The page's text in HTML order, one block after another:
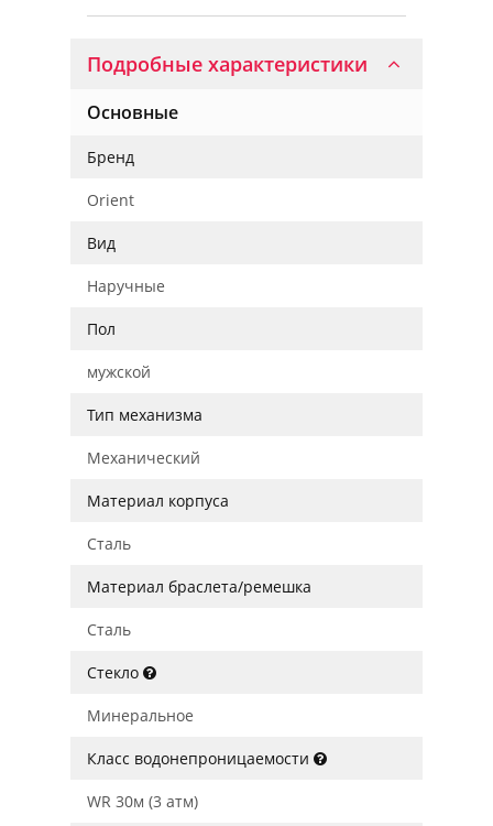
Подробные характеристики
Основные
Бренд
Orient
Вид
Наручные
Пол
мужской
Тип механизма
Механический
Материал корпуса
Сталь
Материал браслета/ремешка
Сталь
Стекло
Минеральное
Класс водонепроницаемости
WR 30м (3 атм)